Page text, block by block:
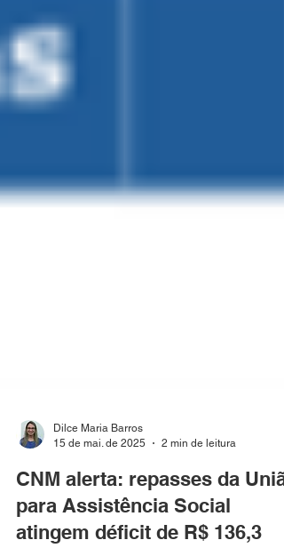
15 de mai. de 2025
2 min de leitura
CNM alerta: repasses da
para Assistência Social